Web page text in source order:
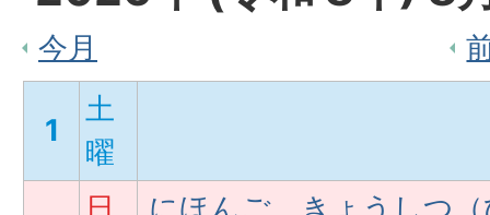
今月
1
土
曜